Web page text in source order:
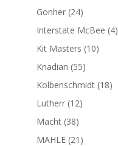
productos
Gonher 2424
productos
Interstate McBee 44
Kit Masters 1010
Knadian 5555
productos
Kolbenschmidt 1818
Lutherr 1212
Macht 3838
productos
MAHLE 21 21